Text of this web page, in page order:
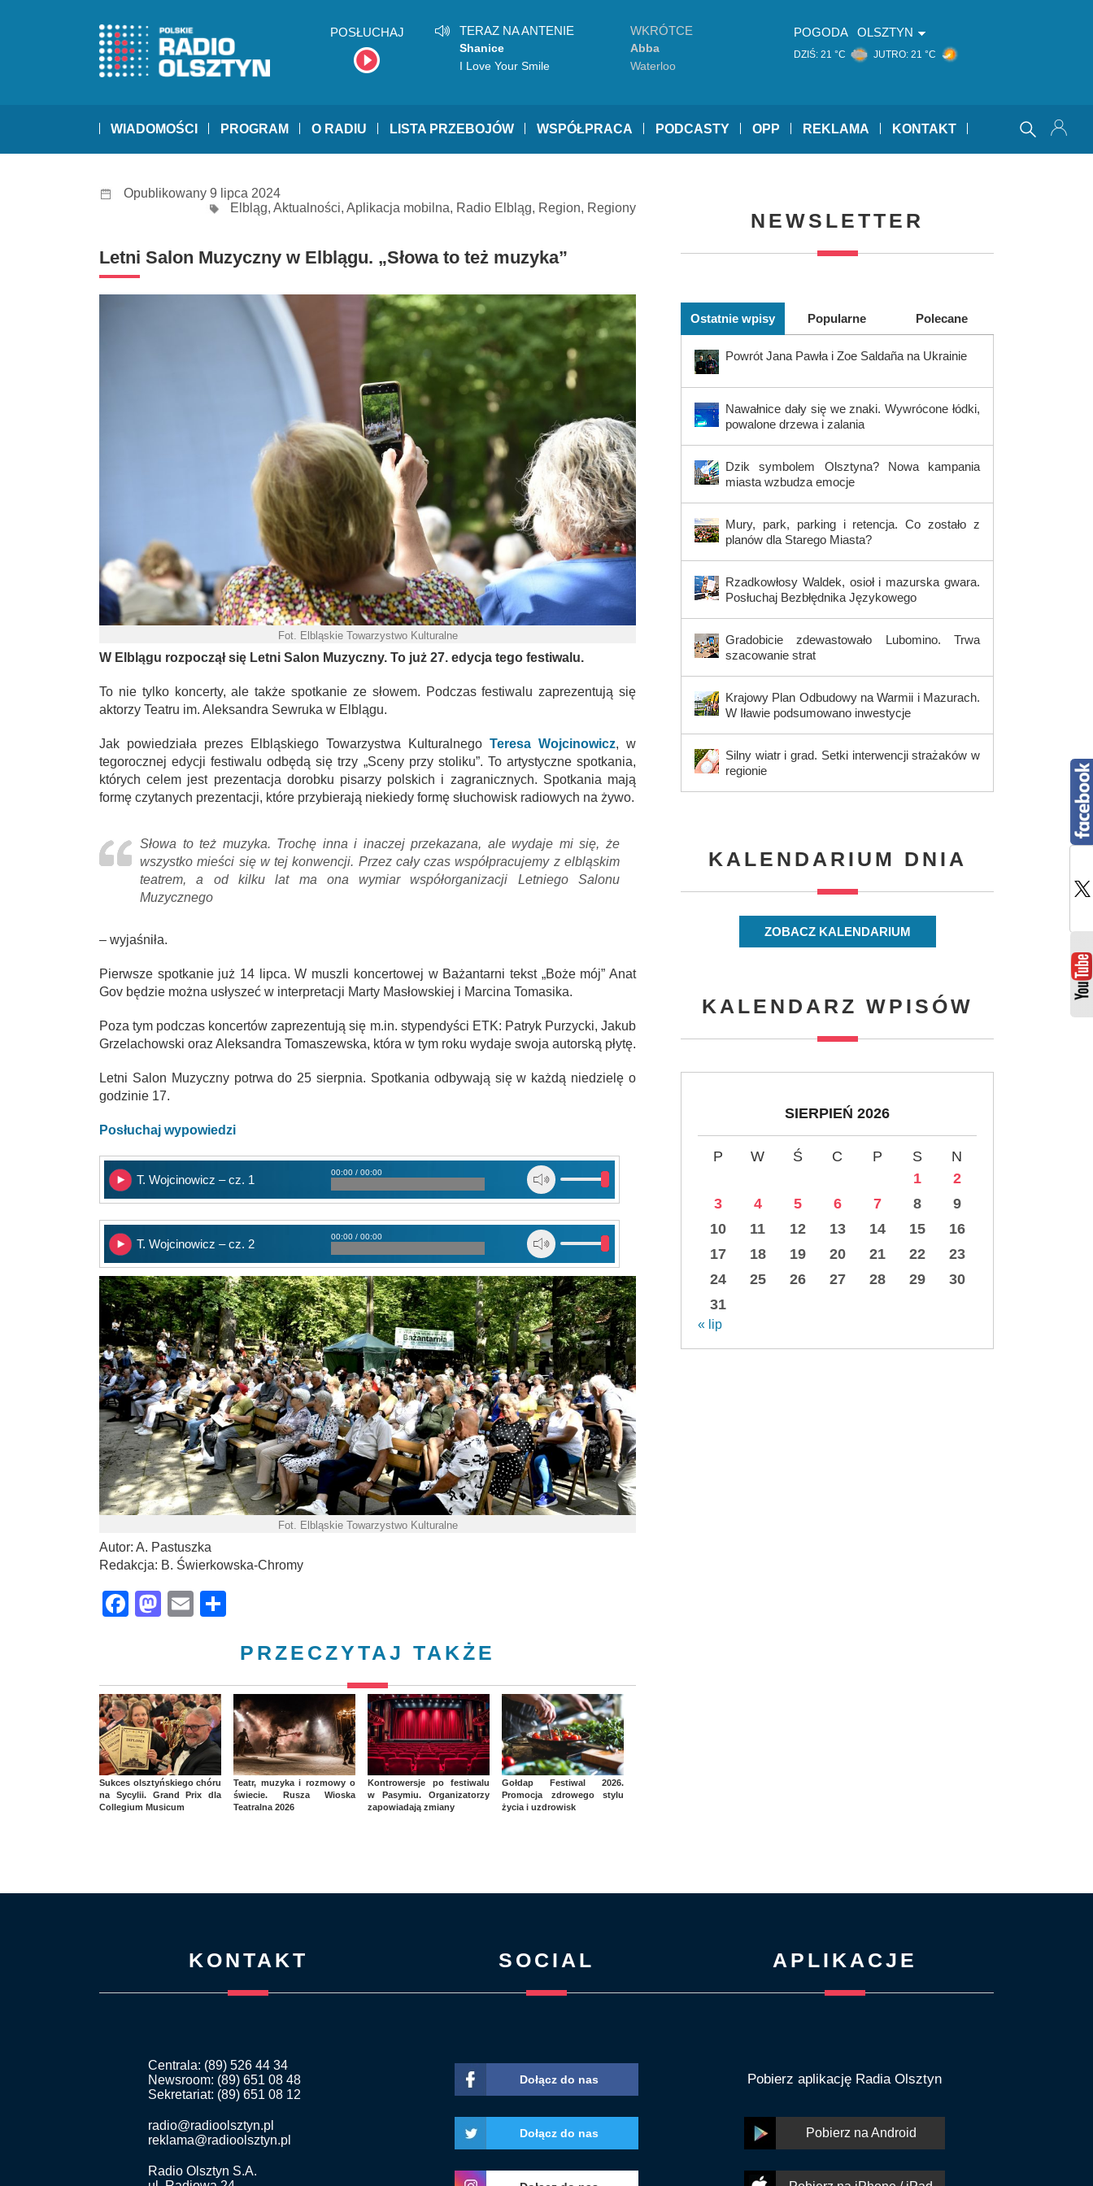
POSŁUCHAJ TERAZ NA ANTENIE
Shanice
I Love Your Smile
WKRÓTCE
Abba
Waterloo
POGODA OLSZTYN
DZIŚ: 21 °C JUTRO: 21 °C
WIADOMOŚCI PROGRAM O RADIU LISTA PRZEBOJÓW WSPÓŁPRACA PODCASTY OPP REKLAMA KONTAKT
Opublikowany 9 lipca 2024
Elbląg, Aktualności, Aplikacja mobilna, Radio Elbląg, Region, Regiony
Letni Salon Muzyczny w Elblągu. „Słowa to też muzyka”
Fot. Elbląskie Towarzystwo Kulturalne
W Elblągu rozpoczął się Letni Salon Muzyczny. To już 27. edycja tego festiwalu.
To nie tylko koncerty, ale także spotkanie ze słowem. Podczas festiwalu zaprezentują się
aktorzy Teatru im. Aleksandra Sewruka w Elblągu.
Jak powiedziała prezes Elbląskiego Towarzystwa Kulturalnego Teresa Wojcinowicz, w
tegorocznej edycji festiwalu odbędą się trzy „Sceny przy stoliku”. To artystyczne spotkania,
których celem jest prezentacja dorobku pisarzy polskich i zagranicznych. Spotkania mają
formę czytanych prezentacji, które przybierają niekiedy formę słuchowisk radiowych na żywo.
Słowa to też muzyka. Trochę inna i inaczej przekazana, ale wydaje mi się, że
wszystko mieści się w tej konwencji. Przez cały czas współpracujemy z elbląskim
teatrem, a od kilku lat ma ona wymiar współorganizacji Letniego Salonu
Muzycznego
– wyjaśniła.
Pierwsze spotkanie już 14 lipca. W muszli koncertowej w Bażantarni tekst „Boże mój” Anat
Gov będzie można usłyszeć w interpretacji Marty Masłowskiej i Marcina Tomasika.
Poza tym podczas koncertów zaprezentują się m.in. stypendyści ETK: Patryk Purzycki, Jakub
Grzelachowski oraz Aleksandra Tomaszewska, która w tym roku wydaje swoja autorską płytę.
Letni Salon Muzyczny potrwa do 25 sierpnia. Spotkania odbywają się w każdą niedzielę o
godzinie 17.
Posłuchaj wypowiedzi
T. Wojcinowicz – cz. 1
00:00 / 00:00
T. Wojcinowicz – cz. 2
00:00 / 00:00
Fot. Elbląskie Towarzystwo Kulturalne
Autor: A. Pastuszka
Redakcja: B. Świerkowska-Chromy
Facebook
Mastodon
Email
PRZECZYTAJ TAKŻE
Sukces olsztyńskiego chóru
na Sycylii. Grand Prix dla
Collegium Musicum
Teatr, muzyka i rozmowy o
świecie. Rusza Wioska
Teatralna 2026
Kontrowersje po festiwalu
w Pasymiu. Organizatorzy
zapowiadają zmiany
Gołdap Festiwal 2026.
Promocja zdrowego stylu
życia i uzdrowisk
NEWSLETTER
Ostatnie wpisy Popularne Polecane
Powrót Jana Pawła i Zoe Saldaña na Ukrainie
Nawałnice dały się we znaki. Wywrócone łódki,
powalone drzewa i zalania
Dzik symbolem Olsztyna? Nowa kampania
miasta wzbudza emocje
Mury, park, parking i retencja. Co zostało z
planów dla Starego Miasta?
Rzadkowłosy Waldek, osioł i mazurska gwara.
Posłuchaj Bezbłędnika Językowego
Gradobicie zdewastowało Lubomino. Trwa
szacowanie strat
Krajowy Plan Odbudowy na Warmii i Mazurach.
W Iławie podsumowano inwestycje
Silny wiatr i grad. Setki interwencji strażaków w
regionie
KALENDARIUM DNIA
ZOBACZ KALENDARIUM
KALENDARZ WPISÓW
SIERPIEŃ 2026
P W Ś C P S
N
1
2
3
4 5 6 7 8
9
10
11 12 13 14 15
16
17
18 19 20 21 22
23
24
25 26 27 28 29
30
31
« lip
KONTAKT
Centrala: (89) 526 44 34
Newsroom: (89) 651 08 48
Sekretariat: (89) 651 08 12
radio@radioolsztyn.pl
reklama@radioolsztyn.pl
Radio Olsztyn S.A.
SOCIAL
Dołącz do nas
Dołącz do nas
APLIKACJE
Pobierz aplikację Radia Olsztyn
Pobierz na Android